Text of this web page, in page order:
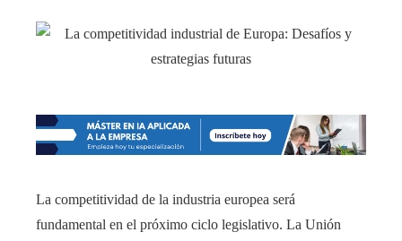
La competitividad de la industria europea será
fundamental en el próximo ciclo legislativo. La Unión